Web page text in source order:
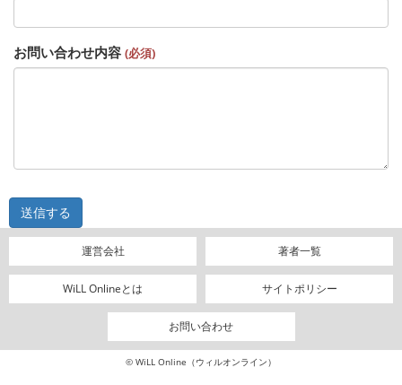
お問い合わせ内容 (必須)
運営会社 著者一覧
WiLL Onlineとは サイトポリシー
お問い合わせ
© WiLL Online（ウィルオンライン）